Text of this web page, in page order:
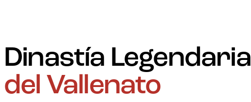
Dinastía Legendaria
del Vallenato